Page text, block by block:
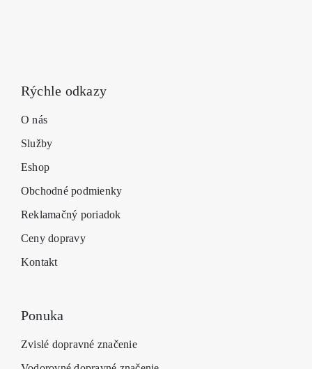
Rýchle odkazy
O nás
Služby
Eshop
Obchodné podmienky
Reklamačný poriadok
Ceny dopravy
Kontakt
Ponuka
Zvislé dopravné značenie